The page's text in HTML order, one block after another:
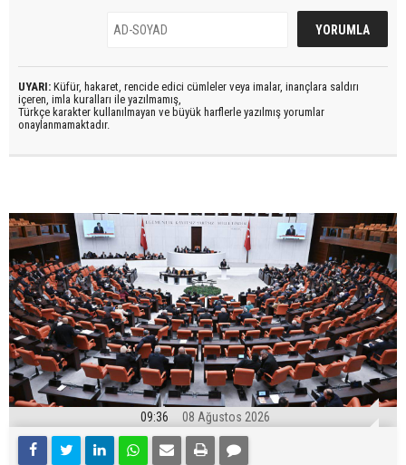
UYARI: Küfür, hakaret, rencide edici cümleler veya imalar, inançlara saldırı
içeren, imla kuralları ile yazılmamış,
Türkçe karakter kullanılmayan ve büyük harflerle yazılmış yorumlar
onaylanmamaktadır.
09:36 08 Ağustos 2026